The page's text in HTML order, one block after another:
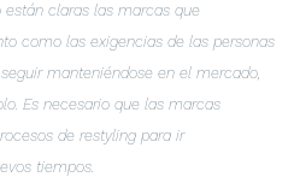
claras las marcas que
como las exigencias de las personas
manteniéndose en el mercado,
Es necesario que las marcas
de restyling para ir
tiempos.